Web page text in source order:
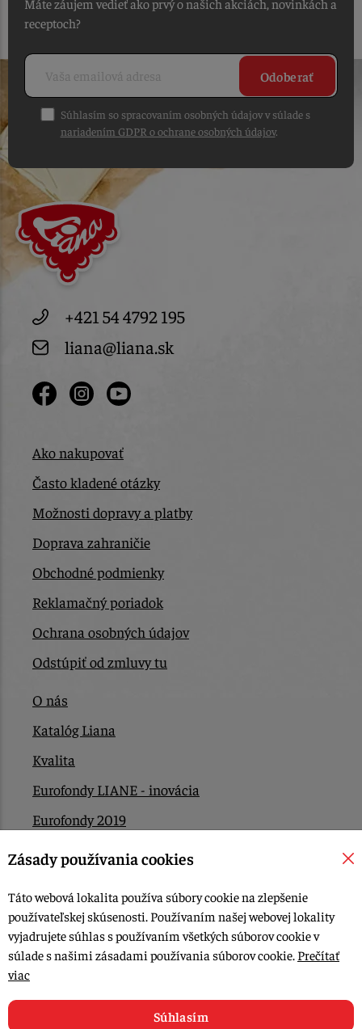
receptoch?
Odoberať
Súhlasím so spracovaním osobných údajov v súlade s
nariadením GDPR o ochrane osobných údajov.
+421 54 4792 195
liana@liana.sk
Ako nakupovať
Často kladené otázky
Možnosti dopravy a platby
Doprava zahraničie
Obchodné podmienky
Reklamačný poriadok
Ochrana osobných údajov
Odstúpiť od zmluvy tu
O nás
Katalóg Liana
Kvalita
Eurofondy LIANE - inovácia
Eurofondy 2019
Eurofondy 2022/2023
Kontakt
© 2015-2026, LIANA GOLIAŠ s.r.o. všetky práva vyhradené.
Upraviť nastavenia Cookies
Zásady používania cookies
Táto webová lokalita používa súbory cookie na zlepšenie
používateľskej skúsenosti. Používaním našej webovej lokality
vyjadrujete súhlas s používaním všetkých súborov cookie v
súlade s našimi zásadami používania súborov cookie. Prečítať
viac
Súhlasím